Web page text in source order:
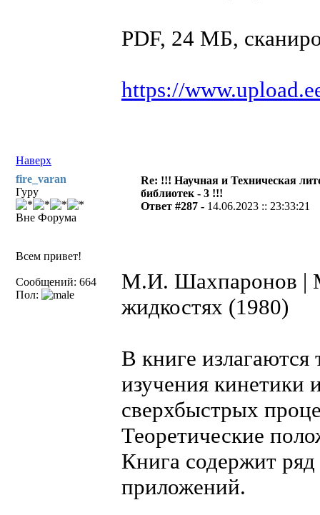
PDF, 24 МБ,
https://
Наверх
fire_varan
Гуру
Вне Форума
Всем привет!
Сообщений: 664
Пол:
Re: !!! Научная и Техническая
библиотек - 3 !!!
Ответ #287 - 14.06.2023 :: 23:33:21
М.И. Шахпаронов |
жидкостях (1980)
В книге излагаются
изучения кинетики
сверхбыстрых
Теоретические
Книга содержит
приложений.